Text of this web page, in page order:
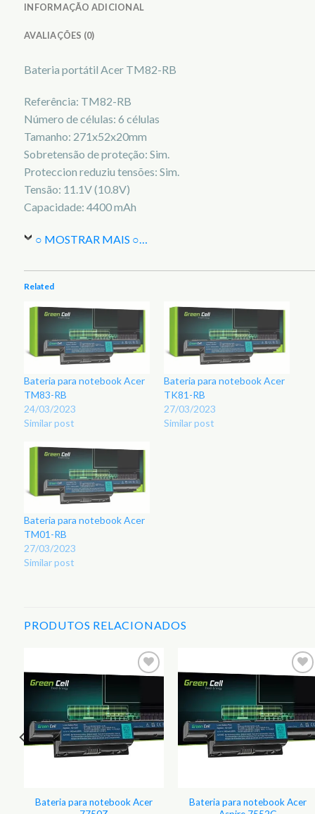
INFORMAÇÃO ADICIONAL
AVALIAÇÕES (0)
Bateria portátil Acer TM82-RB
Referência: TM82-RB
Número de células: 6 células
Tamanho: 271x52x20mm
Sobretensão de proteção: Sim.
Proteccion reduziu tensões: Sim.
Tensão: 11.1V (10.8V)
Capacidade: 4400 mAh
○ MOSTRAR MAIS ○…
Related
Bateria para notebook Acer
TM83-RB
24/03/2023
Similar post
Bateria para notebook Acer
TK81-RB
27/03/2023
Similar post
Bateria para notebook Acer
TM01-RB
27/03/2023
Similar post
PRODUTOS RELACIONADOS
Favoritos
Bateria para notebook Acer
Favoritos
Bateria para notebook Acer